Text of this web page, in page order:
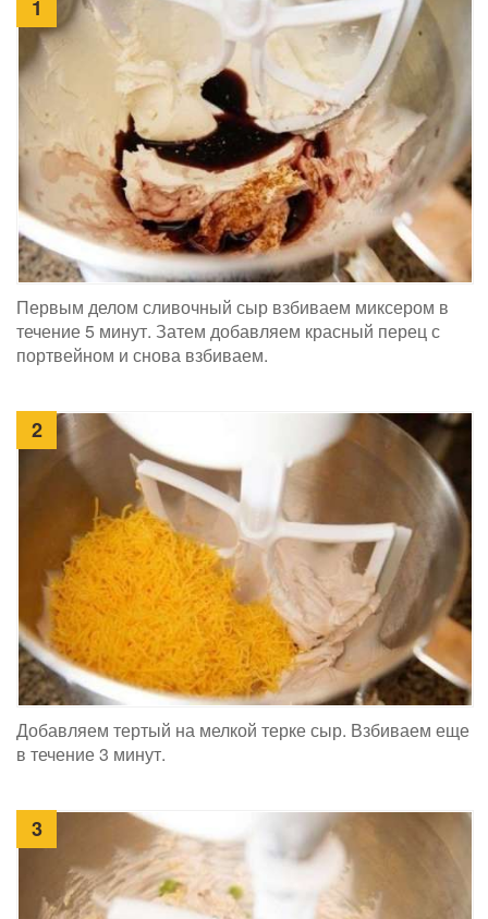
1
Первым делом сливочный сыр взбиваем миксером в
течение 5 минут. Затем добавляем красный перец с
портвейном и снова взбиваем.
2
Добавляем тертый на мелкой терке сыр. Взбиваем еще
в течение 3 минут.
3